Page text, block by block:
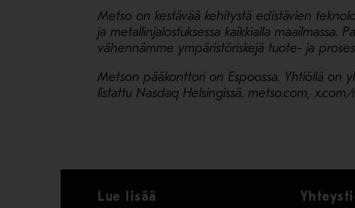
Metso on kestävää kehitystä edistävien
ja metallinjalostuksessa kaikkialla
vähennämme ympäristöriskejä tuote- ja
Metson pääkonttori on Espoossa. Yhtiöllä on
listattu Nasdaq Helsingissä. metso.com,
Lue lisää